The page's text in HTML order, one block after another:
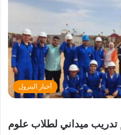
أخبار البترول
ميداني لطلاب علوم